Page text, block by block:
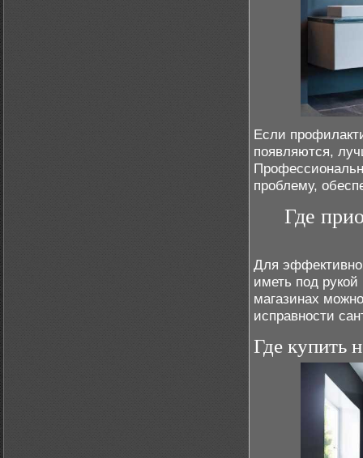
Если
появляются,
проблему,
Где
Для
иметь под
магазинах
исправности
Где купить